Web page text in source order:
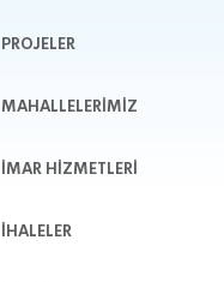
PROJELER
MAHALLELERIMIZ
İMAR HIZMETLERI
İHALELER